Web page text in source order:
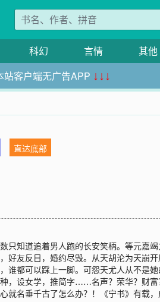
科幻 言情 其他
客户端无广告APP ↓↓↓
直达底部
知道追着男人跑的长安笑柄。等元嘉
友反目，婚约尽毁。从天胡沦为天崩
都可以踩上一脚。可怨天尤人从不是
，设女学，推简字……名声？荣华？财
名垂千古了怎么办？！《宁书》有载